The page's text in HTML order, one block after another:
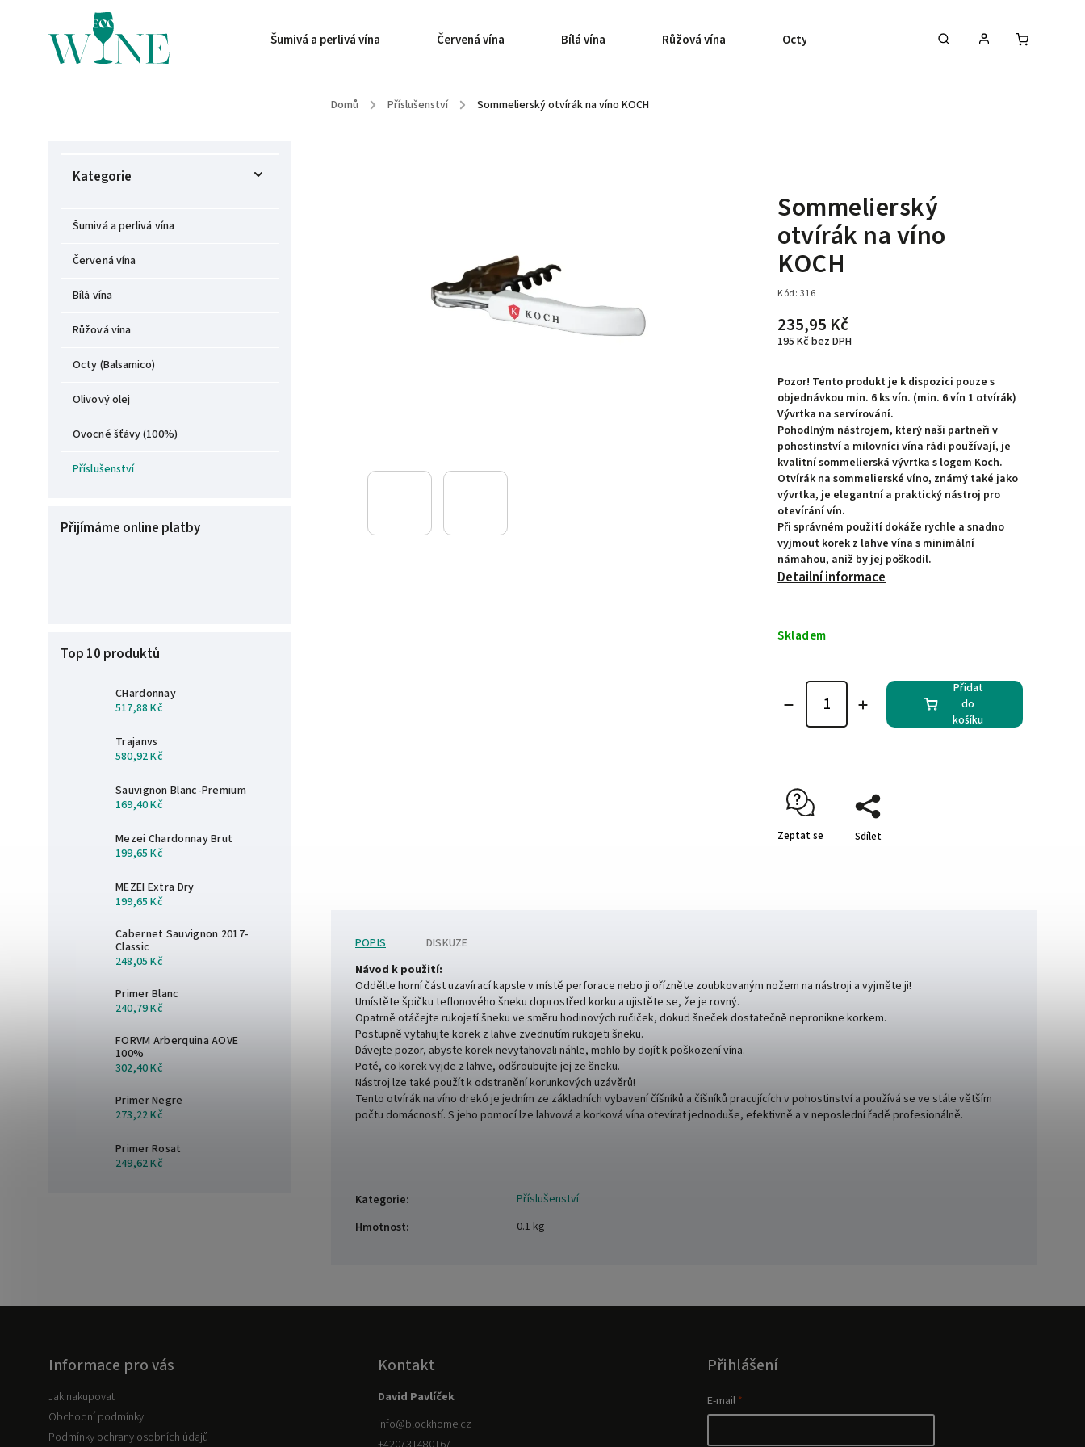
Šumivá a perlivá vína Červená vína Bílá vína Růžová vína Octy (Balsamico) Olivový olej
Domů / Příslušenství / Sommelierský otvírák na víno KOCH
Kategorie
Šumivá a perlivá vína
Červená vína
Bílá vína
Růžová vína
Octy (Balsamico)
Olivový olej
Ovocné šťávy (100%)
Příslušenství
Přijímáme online platby
Top 10 produktů
CHardonnay
517,88 Kč
Trajanvs
580,92 Kč
Sauvignon Blanc-Premium
169,40 Kč
Mezei Chardonnay Brut
199,65 Kč
MEZEI Extra Dry
199,65 Kč
Cabernet Sauvignon 2017-
Classic
248,05 Kč
Primer Blanc
240,79 Kč
FORVM Arberquina AOVE
100%
302,40 Kč
Primer Negre
273,22 Kč
Primer Rosat
249,62 Kč
Sommelierský
otvírák na víno
KOCH
Kód: 316
235,95 Kč
195 Kč bez DPH
Pozor! Tento produkt je k dispozici pouze s
objednávkou min. 6 ks vín. (min. 6 vín 1 otvírák)
Vývrtka na servírování.
Pohodlným nástrojem, který naši partneři v
pohostinství a milovníci vína rádi používají, je
kvalitní sommelierská vývrtka s logem Koch.
Otvírák na sommelierské víno, známý také jako
vývrtka, je elegantní a praktický nástroj pro
otevírání vín.
Při správném použití dokáže rychle a snadno
vyjmout korek z lahve vína s minimální
námahou, aniž by jej poškodil.
Detailní informace
Skladem
Přidat
do
košíku
Zeptat se Sdílet
POPIS
DISKUZE
Návod k použití:
Oddělte horní část uzavírací kapsle v místě perforace nebo ji ořízněte zoubkovaným nožem na nástroji a vyjměte ji!
Umístěte špičku teflonového šneku doprostřed korku a ujistěte se, že je rovný.
Opatrně otáčejte rukojetí šneku ve směru hodinových ručiček, dokud šneček dostatečně nepronikne korkem.
Postupně vytahujte korek z lahve zvednutím rukojeti šneku.
Dávejte pozor, abyste korek nevytahovali náhle, mohlo by dojít k poškození vína.
Poté, co korek vyjde z lahve, odšroubujte jej ze šneku.
Nástroj lze také použít k odstranění korunkových uzávěrů!
Tento otvírák na víno drekó je jedním ze základních vybavení číšníků a číšníků pracujících v pohostinství a používá se ve stále větším
počtu domácností. S jeho pomocí lze lahvová a korková vína otevírat jednoduše, efektivně a v neposlední řadě profesionálně.
Kategorie:
Příslušenství
Hmotnost: 0.1 kg
Informace pro vás
Jak nakupovat
Obchodní podmínky
Podmínky ochrany osobních údajů
Kontakt
David Pavlíček
info@blockhome.cz
Přihlášení
E-mail